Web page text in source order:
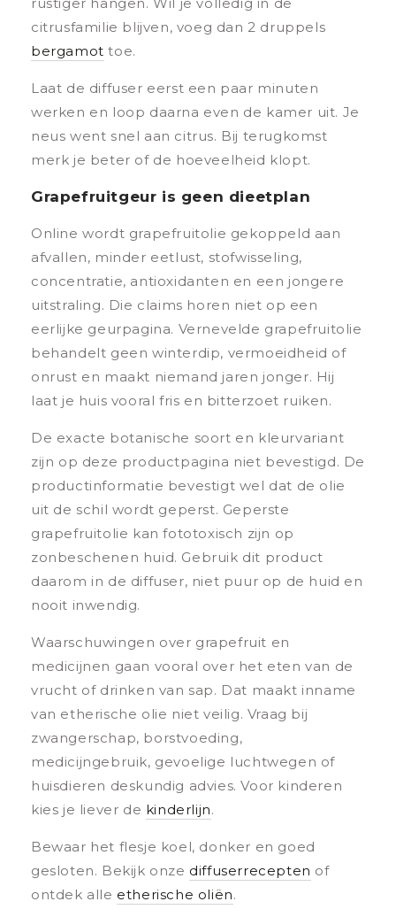
citrusfamilie blijven, voeg dan 2 druppels
bergamot toe.
Laat de diffuser eerst een paar minuten
werken en loop daarna even de kamer uit. Je
neus went snel aan citrus. Bij terugkomst
merk je beter of de hoeveelheid klopt.
Grapefruitgeur is geen dieetplan
Online wordt grapefruitolie gekoppeld aan
afvallen, minder eetlust, stofwisseling,
concentratie, antioxidanten en een jongere
uitstraling. Die claims horen niet op een
eerlijke geurpagina. Vernevelde grapefruitolie
behandelt geen winterdip, vermoeidheid of
onrust en maakt niemand jaren jonger. Hij
laat je huis vooral fris en bitterzoet ruiken.
De exacte botanische soort en kleurvariant
zijn op deze productpagina niet bevestigd. De
productinformatie bevestigt wel dat de olie
uit de schil wordt geperst. Geperste
grapefruitolie kan fototoxisch zijn op
zonbeschenen huid. Gebruik dit product
daarom in de diffuser, niet puur op de huid en
nooit inwendig.
Waarschuwingen over grapefruit en
medicijnen gaan vooral over het eten van de
vrucht of drinken van sap. Dat maakt inname
van etherische olie niet veilig. Vraag bij
zwangerschap, borstvoeding,
medicijngebruik, gevoelige luchtwegen of
huisdieren deskundig advies. Voor kinderen
kies je liever de kinderlijn.
Bewaar het flesje koel, donker en goed
gesloten. Bekijk onze diffuserrecepten of
ontdek alle etherische oliën.